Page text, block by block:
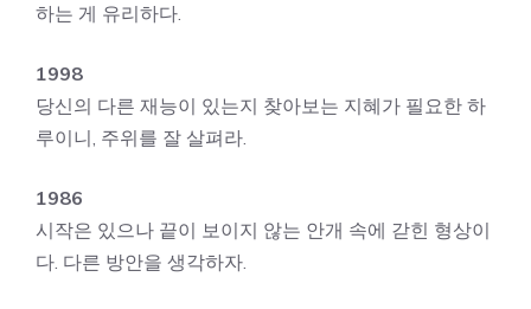
하는 게 유리하다.
1998
당신의 다른 재능이 있는지 찾아보는 지혜가 필요한 하
루이니, 주위를 잘 살펴라.
1986
시작은 있으나 끝이 보이지 않는 안개 속에 갇힌 형상이
다. 다른 방안을 생각하자.